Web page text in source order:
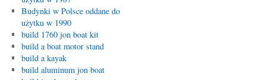
Budynki w Polsce oddane do
użytku w 1990
build 1760 jon boat kit
build a boat motor stand
build a kayak
build aluminum jon boat